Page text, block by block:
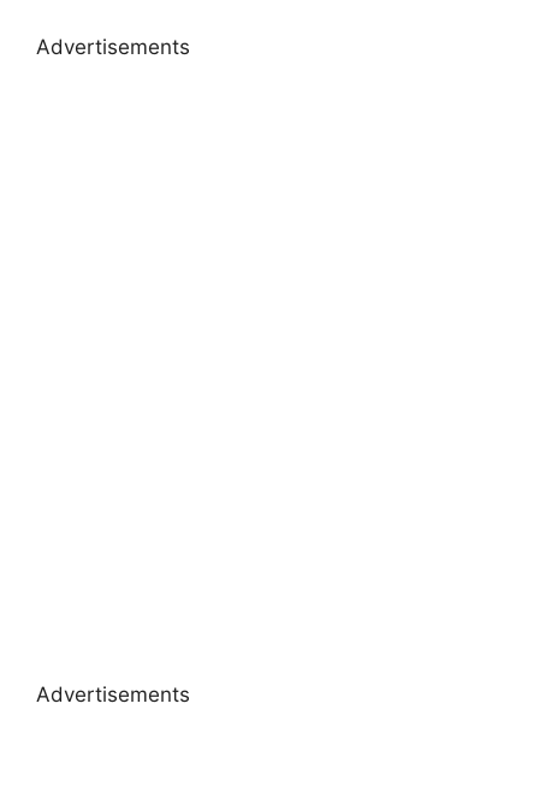
Advertisements
Advertisements